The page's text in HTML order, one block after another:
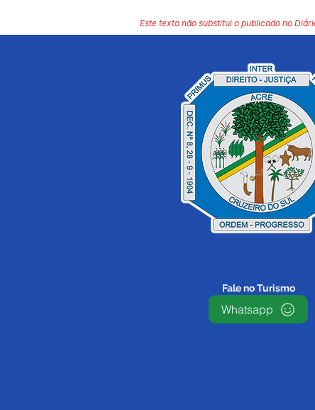
Este texto não substitui o publicado no
Fale no Turismo
Whatsapp